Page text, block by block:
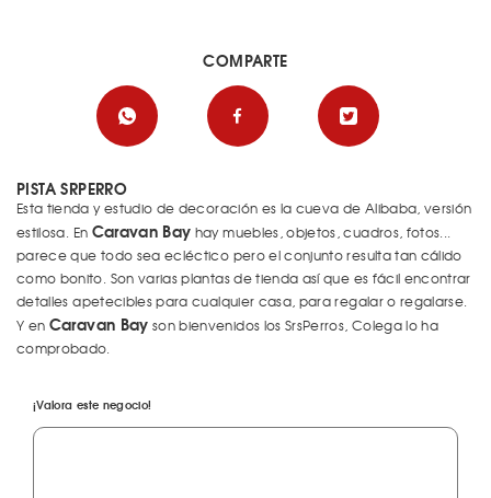
PISTA SRPERRO
Esta tienda y estudio de decoración es la cueva de Alibaba, versión
estilosa. En Caravan Bay hay muebles, objetos, cuadros, fotos...
parece que todo sea ecléctico pero el conjunto resulta tan cálido
como bonito. Son varias plantas de tienda así que es fácil encontrar
detalles apetecibles para cualquier casa, para regalar o regalarse.
Y en Caravan Bay son bienvenidos los SrsPerros, Colega lo ha
comprobado.
¡Valora este negocio!
COMPARTE